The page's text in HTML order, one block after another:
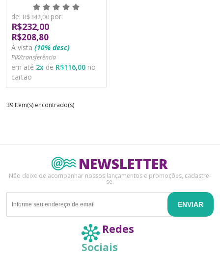
de: R$342,00por:
R$232,00
R$208,80
À vista (10% desc)
PIX/transferência
em até 2x de R$116,00 no
cartão
39 Item(s) encontrado(s)
NEWSLETTER
Não deixe de acompanhar nossos lançamentos e promoções, cadastre-
se.
ENVIAR
Redes
Sociais